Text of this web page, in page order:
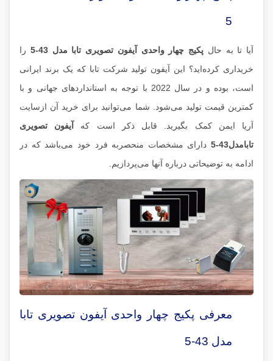
5
آیا تا به حال پکیج چهار واحدی آیفون تصویری تابا مدل 43-5
را
خریداری کرده‌اید؟ این آیفون تولید شرکت تابا که یک برند ایرانی
است، بوده و در سال 2022 با توجه به استانداردهای جهانی و با
کمترین قیمت تولید می‌شود. شما می‌توانید برای خرید آن ازسایت
آریا ایمن کمک بگیرید. قابل ذکر است که
آیفون تصویری
تابامدل43-5
دارای مشخصات منحصربه فرد خود می‌باشد که در
ادامه به توضیحاتی درباره آنها می‌پردازیم.
معرفی پکیج چهار واحدی آیفون تصویری تابا
مدل 43-5